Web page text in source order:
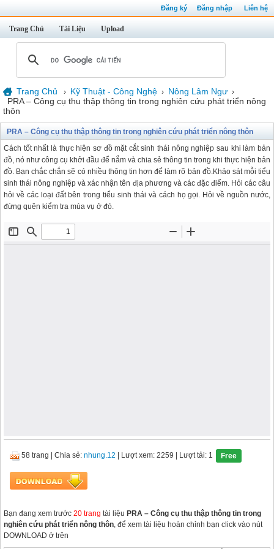
Đăng ký Đăng nhập Liên hệ
Trang Chủ Tài Liệu Upload
Trang Chủ › Kỹ Thuật - Công Nghệ › Nông Lâm Ngư ›
PRA – Công cụ thu thập thông tin trong nghiên cứu phát triển nông
thôn
PRA – Công cụ thu thập thông tin trong nghiên cứu phát triển nông thôn
Cách tốt nhất là thực hiện sơ đồ mặt cắt sinh thái nông nghiệp sau khi làm bản
đồ, nó như công cụ khởi đầu để nắm và chia sẻ thông tin trong khi thực hiện bản
đồ. Bạn chắc chắn sẽ có nhiều thông tin hơn để làm rõ bản đồ.Khảo sát mỗi tiểu
sinh thái nông nghiệp và xác nhận tên địa phương và các đặc điểm. Hỏi các câu
hỏi về các loại đất bên trong tiểu sinh thái và cách họ gọi. Hỏi về nguồn nước,
đừng quên kiểm tra mùa vụ ở đó.
58 trang Chia sẻ: nhung.12 | Lượt xem: 2259 | Lượt tải: 1 Free
Bạn đang xem trước 20 trang tài liệu PRA – Công cụ thu thập thông tin trong
nghiên cứu phát triển nông thôn, để xem tài liệu hoàn chỉnh bạn click vào nút
DOWNLOAD ở trên